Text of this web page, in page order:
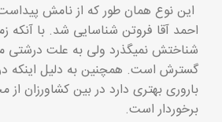
این نوع همان طور که از نامش
احمد آقا فروتن شناسایی شد. با آنکه
شناختش نمیگذرد ولی به علت درشتی
گسترش است. همچنین به دلیل اینکه
باروری بهتری دارد در بین کشاورزان
برخوردار است.